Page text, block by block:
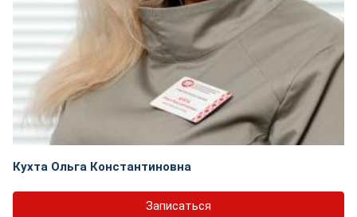
Кухта Ольга Константиновна
Записаться